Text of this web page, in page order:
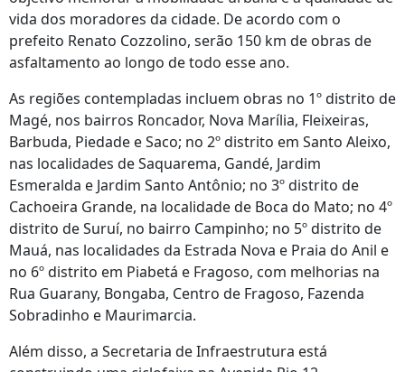
vida dos moradores da cidade. De acordo com o
prefeito Renato Cozzolino, serão 150 km de obras de
asfaltamento ao longo de todo esse ano.
As regiões contempladas incluem obras no 1º distrito de
Magé, nos bairros Roncador, Nova Marília, Fleixeiras,
Barbuda, Piedade e Saco; no 2º distrito em Santo Aleixo,
nas localidades de Saquarema, Gandé, Jardim
Esmeralda e Jardim Santo Antônio; no 3º distrito de
Cachoeira Grande, na localidade de Boca do Mato; no 4º
distrito de Suruí, no bairro Campinho; no 5º distrito de
Mauá, nas localidades da Estrada Nova e Praia do Anil e
no 6º distrito em Piabetá e Fragoso, com melhorias na
Rua Guarany, Bongaba, Centro de Fragoso, Fazenda
Sobradinho e Maurimarcia.
Além disso, a Secretaria de Infraestrutura está